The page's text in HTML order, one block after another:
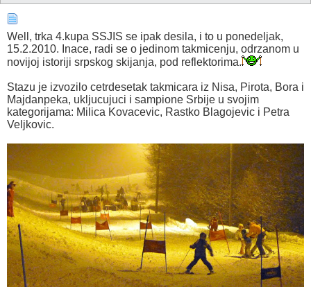
Well, trka 4.kupa SSJIS se ipak desila, i to u ponedeljak,
15.2.2010. Inace, radi se o jedinom takmicenju, odrzanom u
novijoj istoriji srpskog skijanja, pod reflektorima.
Stazu je izvozilo cetrdesetak takmicara iz Nisa, Pirota, Bora i
Majdanpeka, ukljucujuci i sampione Srbije u svojim
kategorijama: Milica Kovacevic, Rastko Blagojevic i Petra
Veljkovic.